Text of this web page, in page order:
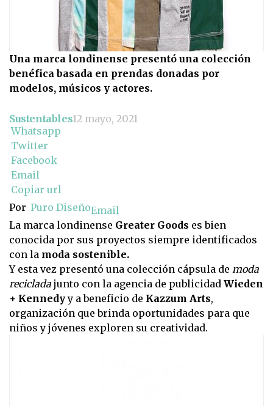
Una marca londinense presentó una colección
benéfica basada en prendas donadas por
modelos, músicos y actores.
Sustentables12 mayo, 2021
Whatsapp
Twitter
Facebook
Email
Copiar url
Por Puro DiseñoEmail
La marca londinense Greater Goods es bien
conocida por sus proyectos siempre identificados
con la moda sostenible.
Y esta vez presentó una colección cápsula de moda
reciclada junto con la agencia de publicidad Wieden
+ Kennedyy a beneficio de Kazzum Arts,
organización que brinda oportunidades para que
niños y jóvenes exploren su creatividad.